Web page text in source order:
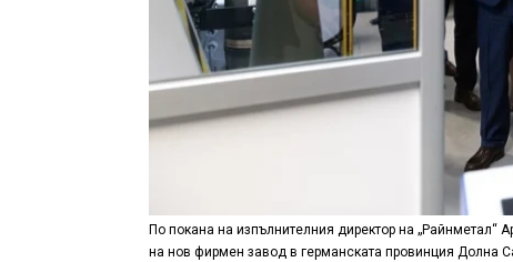
По покана на изпълнителния директор на „Райнметал“
на нов фирмен завод в германската провинция Долна